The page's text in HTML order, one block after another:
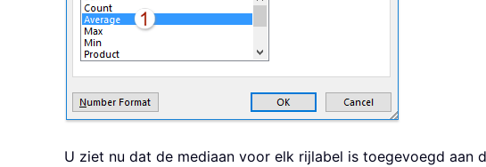
U ziet nu dat de mediaan voor elk rijlabel is toegevoegd aan